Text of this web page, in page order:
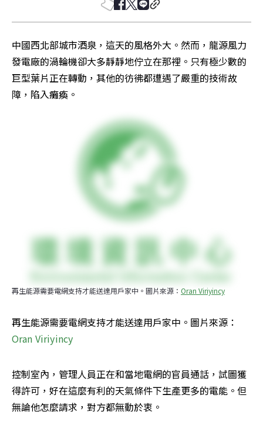
中國西北部城市酒泉，這天的風格外大。然而，龍源風力
發電廠的渦輪機卻大多靜靜地佇立在那裡。只有極少數的
巨型葉片正在轉動，其他的彷彿都遭遇了嚴重的技術故
障，陷入癱瘓。
再生能源需要電網支持才能送達用戶家中。圖片來源： Oran Viriyincy
再生能源需要電網支持才能送達用戶家中。圖片來源：
Oran Viriyincy
控制室內，管理人員正在和當地電網的官員通話，試圖獲
得許可，好在這麼有利的天氣條件下生產更多的電能。但
無論他怎麼請求，對方都無動於衷。